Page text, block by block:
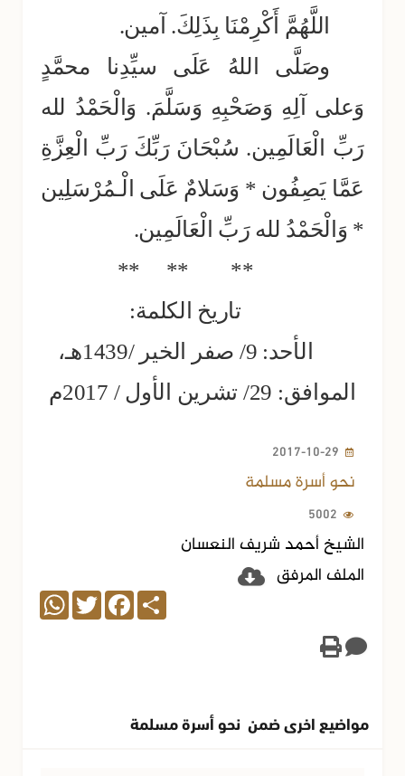
اللَّهُمَّ أَكْرِمْنَا بِذَلِكَ. آمين.
وصَلَّى اللهُ عَلَى سيِّدِنا محمَّدٍ
وَعلى آلِهِ وَصَحْبِهِ وَسَلَّمَ. وَالْحَمْدُ لله
رَبِّ الْعَالَمِين. سُبْحَانَ رَبِّكَ رَبِّ الْعِزَّةِ
عَمَّا يَصِفُون * وَسَلامٌ عَلَى الْـمُرْسَلِين
* وَالْحَمْدُ لله رَبِّ الْعَالَمِين.
**
**
**
تاريخ الكلمة:
الأحد: 9/ صفر الخير /1439هـ،
الموافق: 29/ تشرين الأول / 2017م
2017-10-29
نحو أسرة مسلمة
5002
الشيخ أحمد شريف النعسان
الملف المرفق
Share
Facebook
Twitter
WhatsApp
مواضيع اخرى ضمن نحو أسرة مسلمة